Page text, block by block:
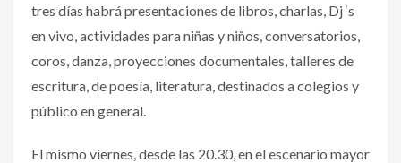
tres días habrá presentaciones de libros, charlas, Dj ‘s
en vivo, actividades para niñas y niños, conversatorios,
coros, danza, proyecciones documentales, talleres de
escritura, de poesía, literatura, destinados a colegios y
público en general.
El mismo viernes, desde las 20.30, en el escenario mayor